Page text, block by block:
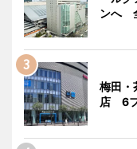
ンへ
梅田・
店 6